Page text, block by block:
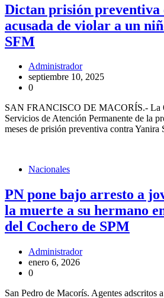
Dictan prisión
acusada de violar a un
SFM
Administrador
septiembre 10, 2025
0
SAN FRANCISCO DE MACORÍS.- La
Servicios de Atención Permanente de la
meses de prisión preventiva contra
Nacionales
PN pone bajo arresto a
la muerte a su hermano
del Cochero de SPM
Administrador
enero 6, 2026
0
San Pedro de Macorís. Agentes adscritos